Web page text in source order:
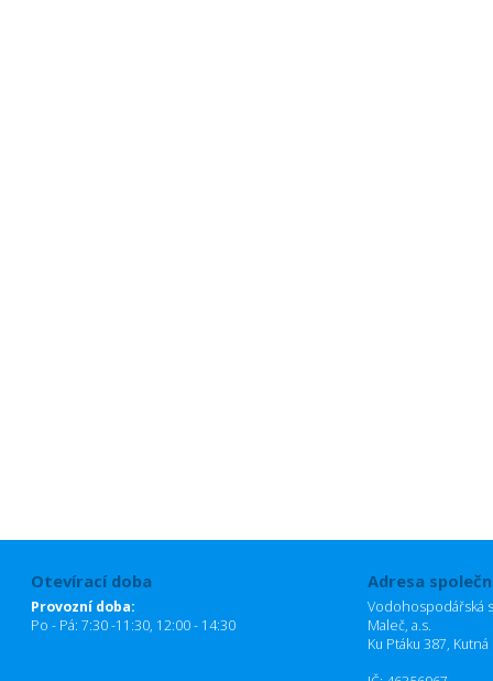
Otevírací doba
Provozní doba:
Po - Pá: 7:30 -11:30, 12:00 - 14:30
Adresa
Vodohospodářská
Maleč, a.s.
Ku Ptáku 387,